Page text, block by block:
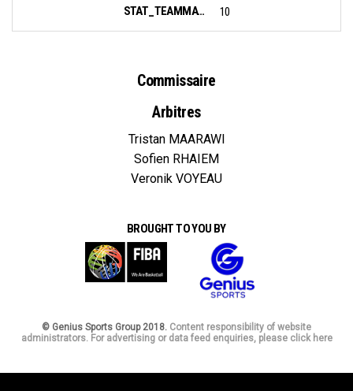
STAT_TEAMMATCH_BASKETBALL_sBiggestScoringRun_NAME:
10
Commissaire
Arbitres
Tristan MAARAWI
Sofien RHAIEM
Veronik VOYEAU
BROUGHT TO YOU BY
© Genius Sports Group 2018. Content responsibility of website
administrators. For advertising or data feed enquiries, please click here